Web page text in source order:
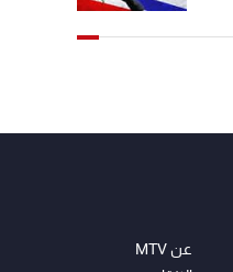
عن MTV